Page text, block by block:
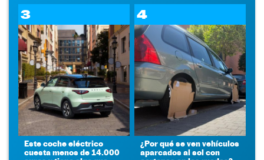
3
Este coche eléctrico
cuesta menos de 14.000
4
¿Por qué se ven vehículos
aparcados al sol con